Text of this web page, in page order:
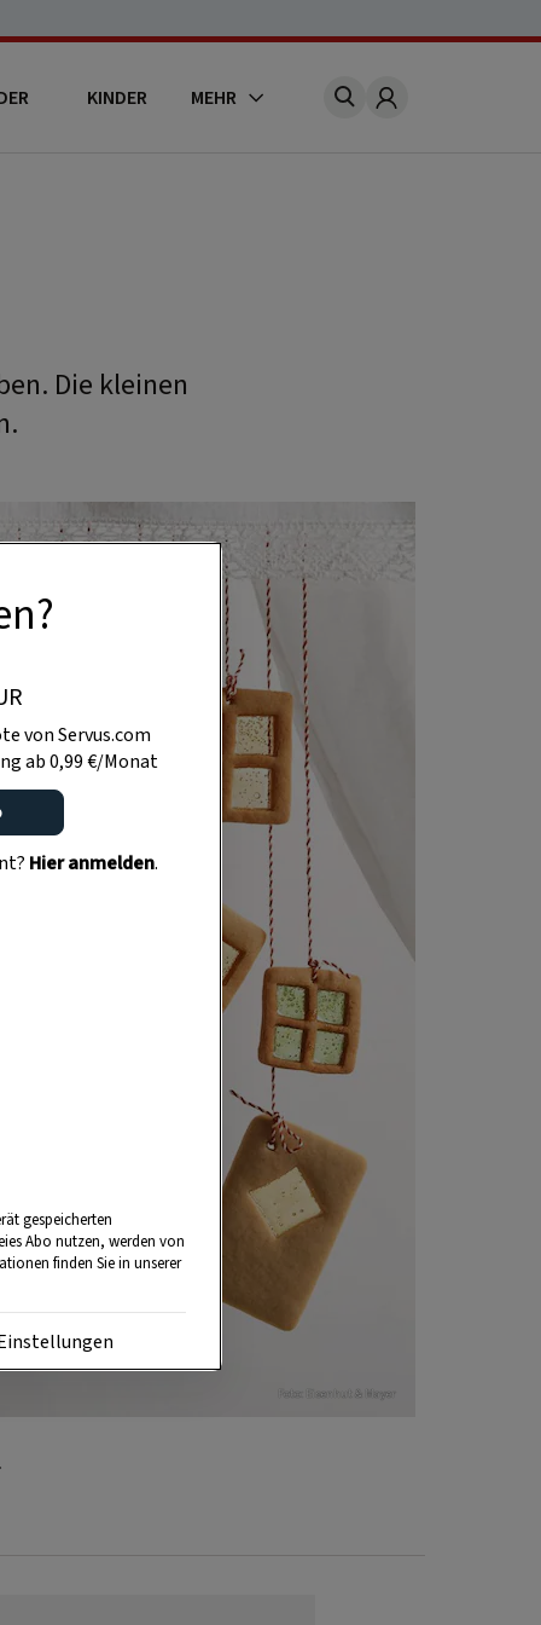
KINDER MEHR Account
Die kleinen
Foto: Eisenhut & Mayer
von Servus.com
ab 0,99 €/Monat
Hier anmelden.
gespeicherten
Abo nutzen, werden von
finden Sie in unserer